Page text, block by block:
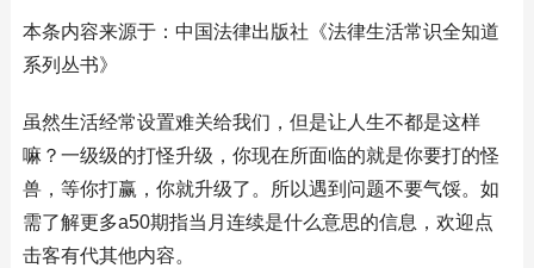
本条内容来源于：中国法律出版社《法律生活常识全知道
系列丛书》
虽然生活经常设置难关给我们，但是让人生不都是这样
嘛？一级级的打怪升级，你现在所面临的就是你要打的怪
兽，等你打赢，你就升级了。所以遇到问题不要气馁。如
需了解更多a50期指当月连续是什么意思的信息，欢迎点
击客有代其他内容。